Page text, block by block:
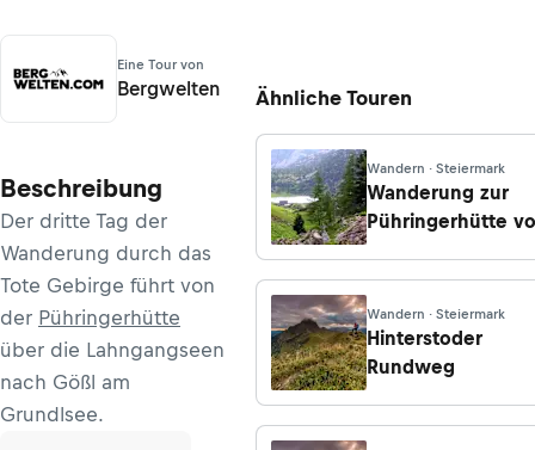
Eine Tour von
Bergwelten
Beschreibung
Der dritte Tag der
Wanderung durch das
Tote Gebirge führt von
der Pühringerhütte
über die Lahngangseen
nach Gößl am
Grundlsee.
Ähnliche Touren
Wandern · Steiermark
Wanderung zur
Pühringerhütte
im Almtal
Wandern · Steiermark
Hinterstoder
Rundweg